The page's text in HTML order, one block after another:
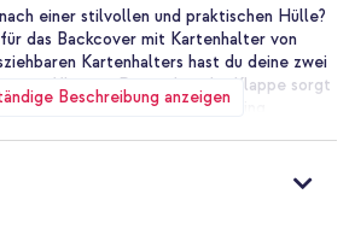
Beschreibung anzeigen
einer stilvollen und praktischen Hülle?
das Backcover mit Kartenhalter von
Kartenhalters hast du deine zwei
griffbereit. Die praktische Klappe sorgt
sicher verstaut und vor Skimming
Dadurch bleibt die elegante Form